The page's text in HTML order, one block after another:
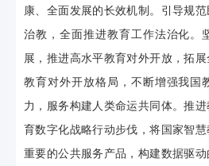
康、全面发展的长效机制。引导规
治教，全面推进教育工作法治化。
展，推进高水平教育对外开放，拓
教育对外开放格局，不断增强我国
力，服务构建人类命运共同体。推
育数字化战略行动步伐，将国家智
重要的公共服务产品，构建数据驱